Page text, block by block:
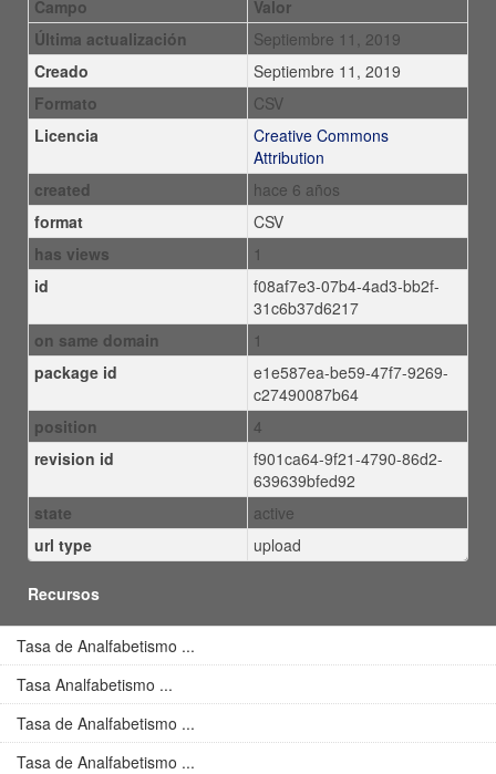
Campo
Valor
Última actualización
Septiembre 11, 2019
Creado
Septiembre 11, 2019
Formato
CSV
Licencia
Creative Commons
Attribution
created
hace 6 años
format
CSV
has views
1
id
f08af7e3-07b4-4ad3-bb2f-
31c6b37d6217
on same domain
1
package id
e1e587ea-be59-47f7-9269-
c27490087b64
position
4
revision id
f901ca64-9f21-4790-86d2-
639639bfed92
state
active
url type
upload
Recursos
Tasa de Analfabetismo ...
Tasa Analfabetismo ...
Tasa de Analfabetismo ...
Tasa de Analfabetismo ...